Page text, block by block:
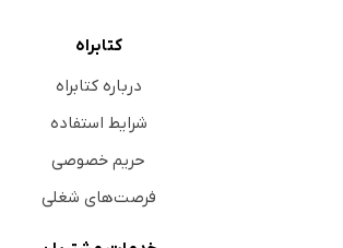
کتابراه
درباره کتابراه
شرایط استفاده
حریم خصوصی
فرصت‌های شغلی